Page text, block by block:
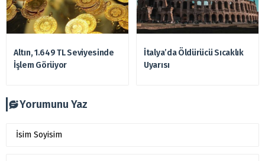
Altın, 1.649 TL Seviyesinde
İşlem Görüyor
İtalya’da Öldürücü Sıcaklık
Uyarısı
Yorumunu Yaz